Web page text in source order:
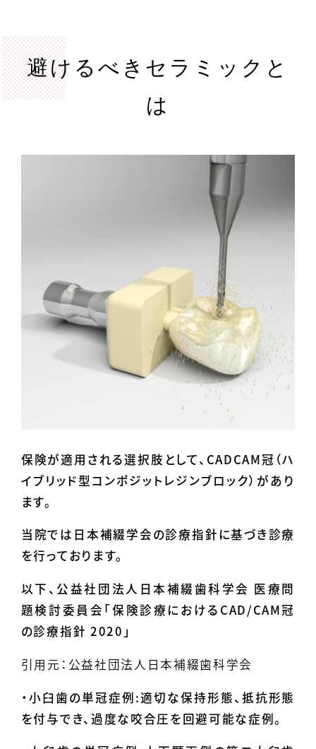
避けるべきセラミックと
は
保険が適用される選択肢として、CADCAM冠（ハ
イブリッド型コンポジットレジンブロック）があり
ます。
当院では日本補綴学会の診療指針に基づき診療
を行っております。
以下、公益社団法人日本補綴歯科学会 医療問
題検討委員会「保険診療におけるCAD/CAM冠
の診療指針 2020」
引用元： 公益社団法人日本補綴歯科学会
・小臼歯の単冠症例:適切な保持形態、抵抗形態
を付与でき、過度な咬合圧を回避可能な症例。